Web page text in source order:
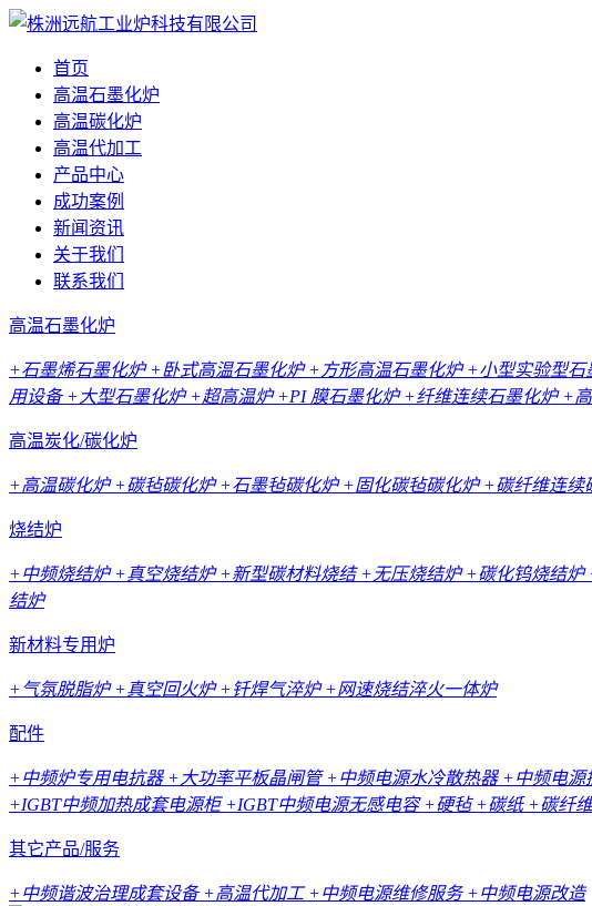
首页
高温石墨化炉
高温碳化炉
高温代加工
产品中心
成功案例
新闻资讯
关于我们
联系我们
高温石墨化炉
+石墨烯石墨化炉+卧式高温石墨化炉+方形高温石墨化炉+小型实验型石
用设备 +大型石墨化炉+超高温炉+PI 膜石墨化炉+纤维连续石墨化炉+
高温炭化/碳化炉
+高温碳化炉+碳毡碳化炉+石墨毡碳化炉+固化碳毡碳化炉+碳纤维连续
烧结炉
+中频烧结炉+真空烧结炉+新型碳材料烧结+无压烧结炉+碳化钨烧结炉
结炉
新材料专用炉
+气氛脱脂炉+真空回火炉+钎焊气淬炉+网速烧结淬火一体炉
配件
+中频炉专用电抗器 +大功率平板晶闸管+中频电源水冷散热器 +中频电源
+IGBT中频加热成套电源柜+IGBT中频电源无感电容+硬毡+碳纸 +碳纤
其它产品/服务
+中频谐波治理成套设备 +高温代加工+中频电源维修服务 +中频电源改造